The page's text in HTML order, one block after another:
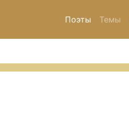
Поэты Темы